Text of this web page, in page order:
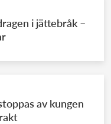
i jättebråk –
av kungen